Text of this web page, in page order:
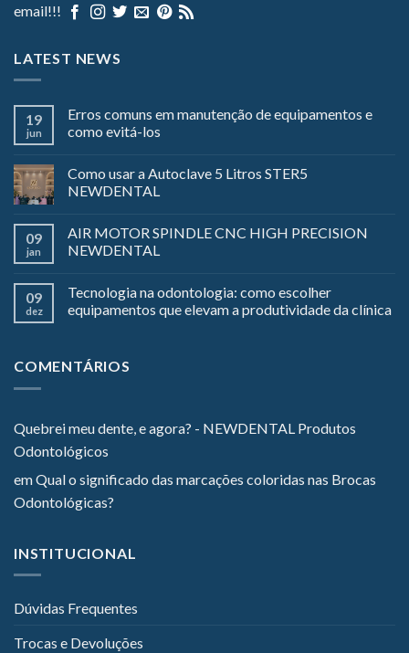
email!!!
LATEST NEWS
19
jun
Erros comuns em manutenção de equipamentos e
como evitá-los
Como usar a Autoclave 5 Litros STER5
NEWDENTAL
09
jan
AIR MOTOR SPINDLE CNC HIGH PRECISION
NEWDENTAL
09
dez
Tecnologia na odontologia: como escolher
equipamentos que elevam a produtividade da clínica
COMENTÁRIOS
Quebrei meu dente, e agora? - NEWDENTAL Produtos
Odontológicos
emQual o significado das marcações coloridas nas Brocas
Odontológicas?
INSTITUCIONAL
Dúvidas Frequentes
Trocas e Devoluções